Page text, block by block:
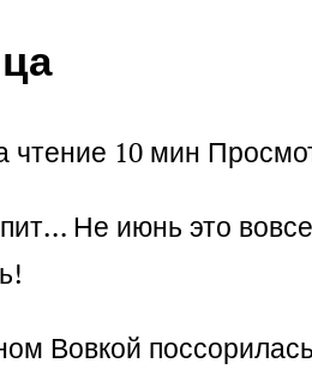
чтение 10 мин
Не июнь это
Вовкой